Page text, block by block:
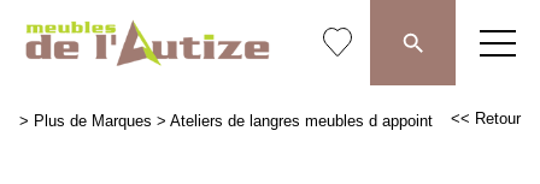
> Plus de Marques > Ateliers de langres meubles d appoint << Retour